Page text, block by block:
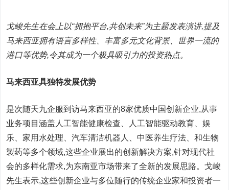
戈峻先生在会上以“拥抱平台,共创未来”为主题发表演讲,提及
马来西亚拥有语言多样性、丰富多元文化背景、世界一流的
港口等优势,令其成为一个极具吸引力的投资热点。
马来西亚具独特发展优势
是次随天九企服到访马来西亚的8家优质中国创新企业,从事
业务项目涵盖人工智能健康检查、人工智能驱动教育、娱
乐、家用水处理、汽车清洁机器人、中医养生疗法、和生物
製药等多个领域,这些企业展出的创新解决方案,针对现代社
会的多样化需求,为东南亚市场带来了全新的发展思路。戈峻
先生表示,这些创新企业与多位随行的传统企业家和投资者一